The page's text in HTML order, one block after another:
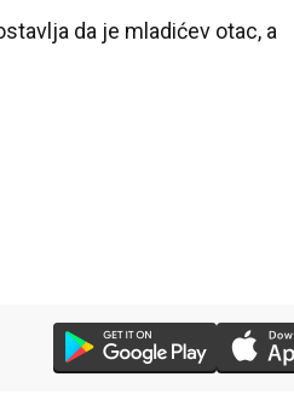
da je mladićev otac, a